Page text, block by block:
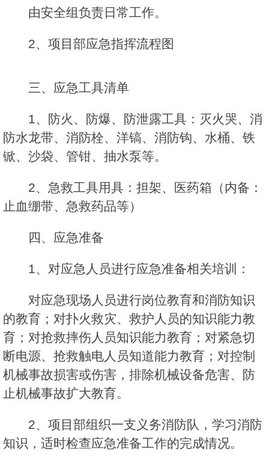
由安全组负责日常工作。
2、项目部应急指挥流程图
三、应急工具清单
1、防火、防爆、防泄露工具：灭火哭、消
防水龙带、消防栓、洋镐、消防钩、水桶、铁
锨、沙袋、管钳、抽水泵等。
2、急救工具用具：担架、医药箱（内备：
止血绷带、急救药品等）
四、应急准备
1、对应急人员进行应急准备相关培训：
对应急现场人员进行岗位教育和消防知识
的教育；对扑火救灾、救护人员的知识能力教
育；对抢救摔伤人员知识能力教育；对紧急切
断电源、抢救触电人员知道能力教育；对控制
机械事故损害或伤害，排除机械设备危害、防
止机械事故扩大教育。
2、项目部组织一支义务消防队，学习消防
知识，适时检查应急准备工作的完成情况。